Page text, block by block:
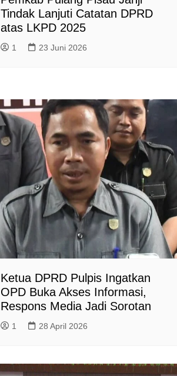
Tindak Lanjuti Catatan DPRD
atas LKPD 2025
1 23 Juni 2026
Ketua DPRD Pulpis Ingatkan
OPD Buka Akses Informasi,
Respons Media Jadi Sorotan
1 28 April 2026